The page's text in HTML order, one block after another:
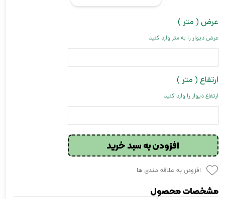
عرض ( متر )
عرض دیوار را به متر وارد کنید
ارتفاع ( متر )
ارتفاع دیوار را وارد کنید
افزودن به سبد خرید
افزودن به علاقه مندی ها
مشخصات محصول